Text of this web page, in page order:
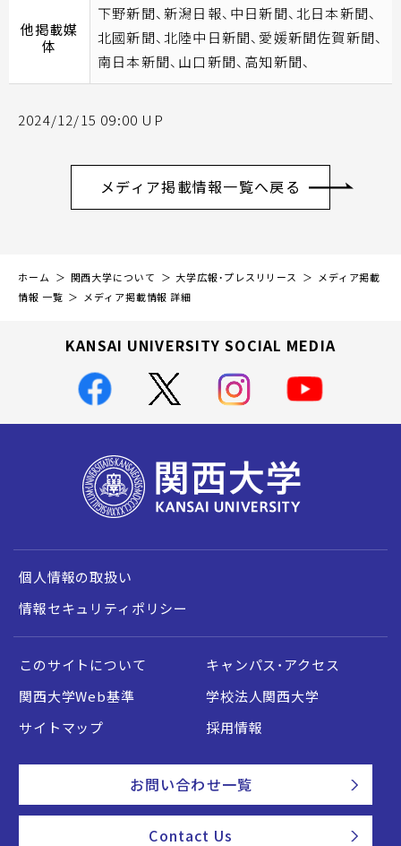
他掲載媒
体
下野新聞、新潟日報、中日新聞、北日本新聞、
北國新聞、北陸中日新聞、愛媛新聞佐賀新聞、
南日本新聞、山口新聞、高知新聞、
2024/12/15 09:00 UP
メディア掲載情報一覧へ戻る
ホーム 関西大学について 大学広報・プレスリリース
メディア掲載
情報 一覧
メディア掲載情報 詳細
KANSAI UNIVERSITY SOCIAL MEDIA
個人情報の取扱い
情報セキュリティポリシー
このサイトについて
キャンパス・アクセス
関西大学Web基準
学校法人関西大学
サイトマップ
採用情報
お問い合わせ一覧
Contact Us